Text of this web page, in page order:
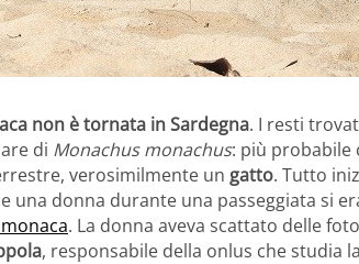
non è tornata in Sardegna. I resti
di Monachus monachus: più probabile
verosimilmente un gatto. Tutto
una donna durante una passeggiata si
. La donna aveva scattato delle
, responsabile della onlus che studia